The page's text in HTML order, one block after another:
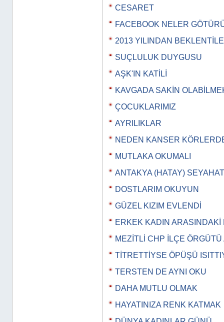
CESARET
FACEBOOK NELER
2013 YILINDAN
SUÇLULUK DUYGUSU
AŞK'IN KATİLİ
KAVGADA SAKİN
ÇOCUKLARIMIZ
AYRILIKLAR
NEDEN KANSER
MUTLAKA OKUMALI
ANTAKYA (HATAY)
DOSTLARIM OKUYUN
GÜZEL KIZIM EVLENDİ
ERKEK KADIN ARASINDAKİ
MEZİTLİ CHP İLÇE
TİTRETTİYSE ÖPÜŞÜ
TERSTEN DE AYNI OKU
DAHA MUTLU OLMAK
HAYATINIZA RENK KATMAK